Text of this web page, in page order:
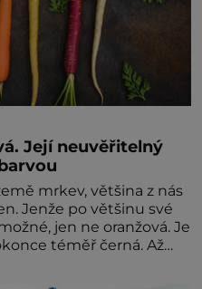
Její neuvěřitelný
mrkev, většina z nás
Jenže po většinu své
jen ne oranžová. Je
téměř černá. Až